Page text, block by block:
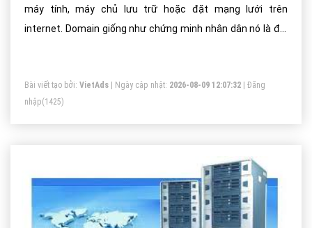
máy tính, máy chủ lưu trữ hoặc đặt mạng lưới trên
internet. Domain giống như chứng minh nhân dân nó là đại
Bài viết tạo bởi: VietAds | Ngày cập nhật: 2026-08-09 12:07:32
Đăng
nhập(1425)